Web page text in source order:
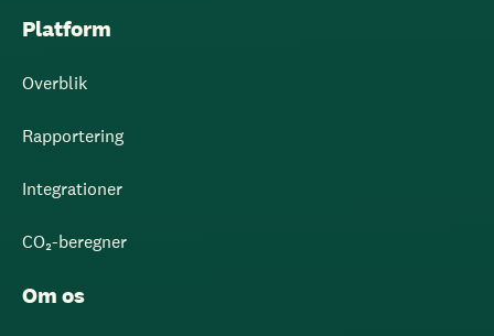
Platform
Overblik
Rapportering
Integrationer
CO₂-beregner
Om os